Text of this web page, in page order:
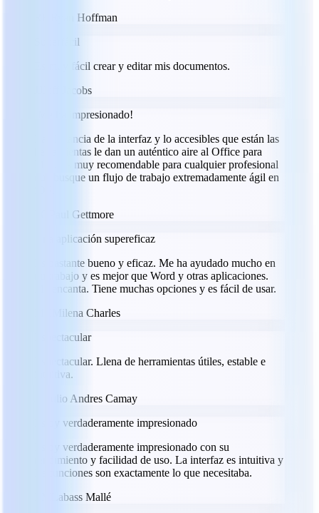
Ryan Hoffman
Superfácil
Es muy fácil crear y editar mis documentos.
Jeff Jacobs
¡Me ha impresionado!
La elegancia de la interfaz y lo accesibles que están las
herramientas le dan un auténtico aire al Office para
Mac. Es muy recomendable para cualquier profesional
que busque un flujo de trabajo extremadamente ágil en
Paul Gettmore
Una aplicación supereficaz
Es bastante bueno y eficaz. Me ha ayudado mucho en
mi trabajo y es mejor que Word y otras aplicaciones.
Me encanta. Tiene muchas opciones y es fácil de usar.
Milena Charles
Espectacular
Espectacular. Llena de herramientas útiles, estable e
intuitiva.
Julio Andres Camay
Estoy verdaderamente impresionado
Estoy verdaderamente impresionado con su
rendimiento y facilidad de uso. La interfaz es intuitiva y
las funciones son exactamente lo que necesitaba.
Labass Mallé